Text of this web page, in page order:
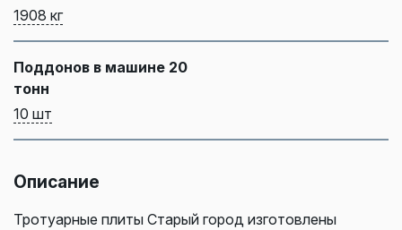
1908 кг
Поддонов в машине 20
тонн
10 шт
Описание
Тротуарные плиты Старый город изготовлены